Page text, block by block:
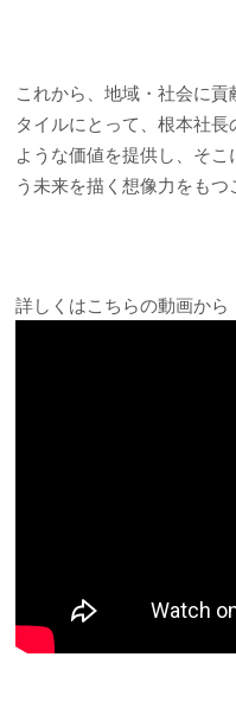
これから、地域・社会に
タイルにとって、根本社
ような価値を提供し、そ
う未来を描く想像力をもつ
詳しくはこちらの動画から